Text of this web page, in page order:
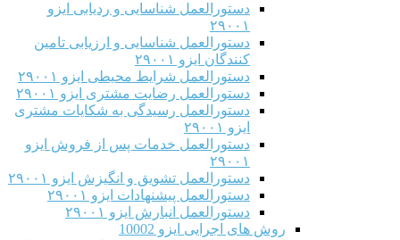
دستورالعمل شناسایی و ردیابی ایزو
۲۹۰۰۱
دستورالعمل شناسایی و ارزیابی تامین
کنندگان ایزو ۲۹۰۰۱
دستورالعمل شرایط محیطی ایزو ۲۹۰۰۱
دستورالعمل رضایت مشتری ایزو ۲۹۰۰۱
دستورالعمل رسیدگی به شکایات مشتری
ایزو ۲۹۰۰۱
دستورالعمل خدمات پس از فروش ایزو
۲۹۰۰۱
دستورالعمل تشویق و انگیزش ایزو ۲۹۰۰۱
دستورالعمل پیشنهادات ایزو ۲۹۰۰۱
دستورالعمل انبارش ایزو ۲۹۰۰۱
روش های اجرایی ایزو 10002